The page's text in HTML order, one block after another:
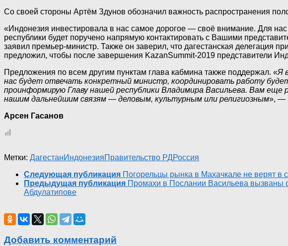
Со своей стороны Артём Здунов обозначил важность распространения
«Индонезия инвестировала в нас самое дорогое — своё внимание. Для
республики будет поручено напрямую контактировать с Вашими
заявил премьер-министр. Также он заверил, что дагестанская делегация
предложил, чтобы после завершения KazanSummit-2019 представители
Предложения по всем другим пунктам глава кабмина также поддержал. «Я
нас будет отвечать конкретный министр, координировать работу
проинформирую Главу нашей республики Владимира Васильева. Вам
нашим дальнейшим связям — деловым, культурным или религиозным», —
Арсен Гасанов
Метки: ДагестанИндонезияПравительство РДРоссия
Следующая публикация Погорельцы рынка в Махачкале не верят в
Предыдущая публикация Промахи в Послании Васильева вызваны
Абдулатипове
Добавить комментарий